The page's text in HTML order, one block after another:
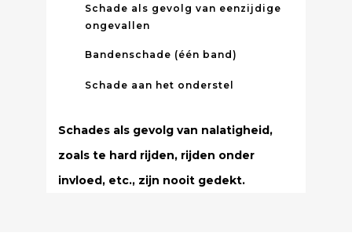
Schade als gevolg van eenzijdige
ongevallen
Bandenschade (één band)
Schade aan het onderstel
Schades als gevolg van nalatigheid,
zoals te hard rijden, rijden onder
invloed, etc., zijn nooit gedekt.